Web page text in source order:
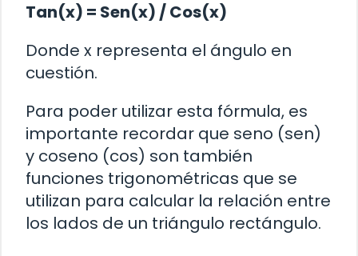
Tan(x) = Sen(x) / Cos(x)
Donde x representa el ángulo en
cuestión.
Para poder utilizar esta fórmula, es
importante recordar que seno (sen)
y coseno (cos) son también
funciones trigonométricas que se
utilizan para calcular la relación entre
los lados de un triángulo rectángulo.